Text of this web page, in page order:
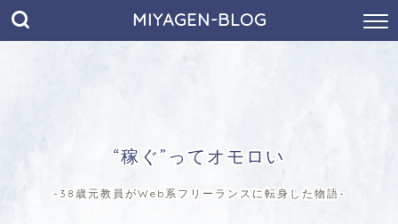
MIYAGEN-BLOG
“稼ぐ”ってオモロい
-38歳元教員がWeb系フリーランスに転身した物語-